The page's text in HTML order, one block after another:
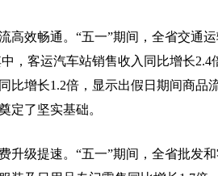
效畅通。“五一”期间，全省交通运
，客运汽车站销售收入同比增长2.4
比增长1.2倍，显示出假日期间商品
定了坚实基础。
级提速。“五一”期间，全省批发和